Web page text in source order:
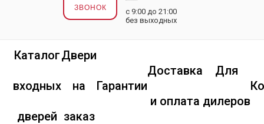
ЗВОНОК
с 9:00 до 21:00
без выходных
Каталог
входных
дверей
Двери
на
заказ
Гарантии
Доставка
и оплата
Для
дилеров